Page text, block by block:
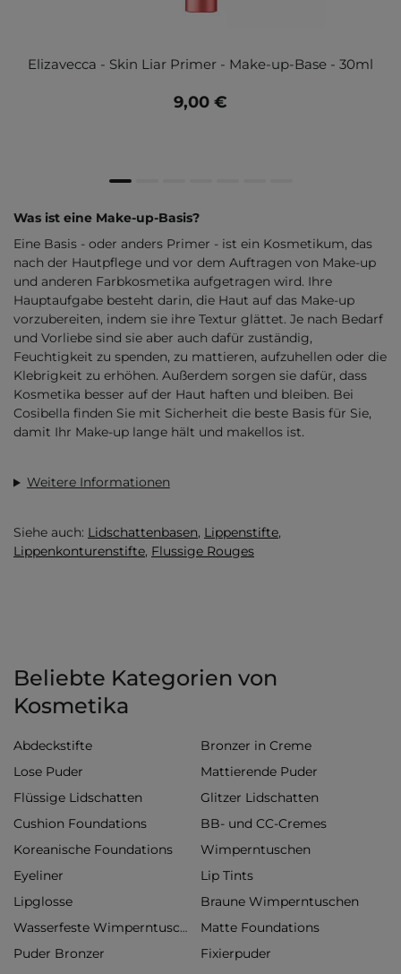
Elizavecca - Skin Liar Primer - Make-up-Base - 30ml
9,00 €
Was ist eine Make-up-Basis?
Eine Basis - oder anders Primer - ist ein Kosmetikum, das
nach der Hautpflege und vor dem Auftragen von Make-up
und anderen Farbkosmetika aufgetragen wird. Ihre
Hauptaufgabe besteht darin, die Haut auf das Make-up
vorzubereiten, indem sie ihre Textur glättet. Je nach Bedarf
und Vorliebe sind sie aber auch dafür zuständig,
Feuchtigkeit zu spenden, zu mattieren, aufzuhellen oder die
Klebrigkeit zu erhöhen. Außerdem sorgen sie dafür, dass
Kosmetika besser auf der Haut haften und bleiben. Bei
Cosibella finden Sie mit Sicherheit die beste Basis für Sie,
damit Ihr Make-up lange hält und makellos ist.
Weitere Informationen
Siehe auch: Lidschattenbasen, Lippenstifte,
Lippenkonturenstifte, Flussige Rouges
Beliebte Kategorien von
Kosmetika
Abdeckstifte
Bronzer in Creme
Lose Puder
Mattierende Puder
Flüssige Lidschatten
Glitzer Lidschatten
Cushion Foundations
BB- und CC-Cremes
Koreanische Foundations
Wimperntuschen
Eyeliner
Lip Tints
Lipglosse
Braune Wimperntuschen
Wasserfeste Wimperntuschen
Matte Foundations
Puder Bronzer
Fixierpuder